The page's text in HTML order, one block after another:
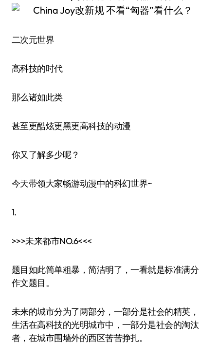
二次元世界
高科技的时代
那么诸如此类
甚至更酷炫更黑更高科技的动漫
你又了解多少呢？
今天带领大家畅游动漫中的科幻世界~
1.
>>>未来都市NO.6<<<
题目如此简单粗暴，简洁明了，一看就是标准满分
作文题目。
未来的城市分为了两部分，一部分是社会的精英，
生活在高科技的光明城市中，一部分是社会的淘汰
者，在城市围墙外的西区苦苦挣扎。